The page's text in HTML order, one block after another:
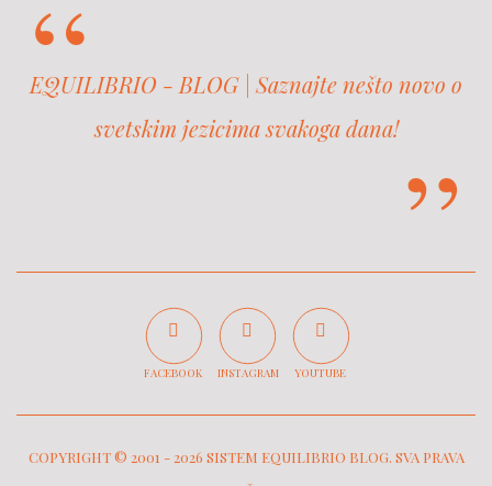
EQUILIBRIO - BLOG | Saznajte nešto novo o
svetskim jezicima svakoga dana!
FACEBOOK INSTAGRAM YOUTUBE
COPYRIGHT © 2001 -2026 SISTEM EQUILIBRIO BLOG. SVA PRAVA